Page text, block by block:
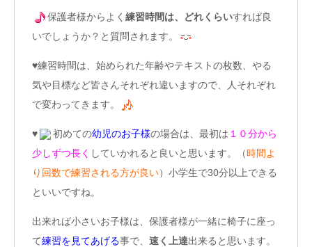
保護者様からよく 練習時間は、どれくらいすれば良
いでしょうか？と質問されます。
♥練習時間は、始められた年齢やテキストの枚数、やる
気や目標など皆さんそれぞれ違いますので、人それぞれ
で変わってきます。
♥ 初めての幼児のお子様の場合は、最初は １０分から
少しずつ長く していかれると良いと思います。（時間よ
り回数で練習される方が良い）小学生で30分以上できる
といいですね。
出来れば小さいお子様は、保護者様が一緒に椅子に座っ
て練習を見てあげる事で、 速く上達出来ると思います。